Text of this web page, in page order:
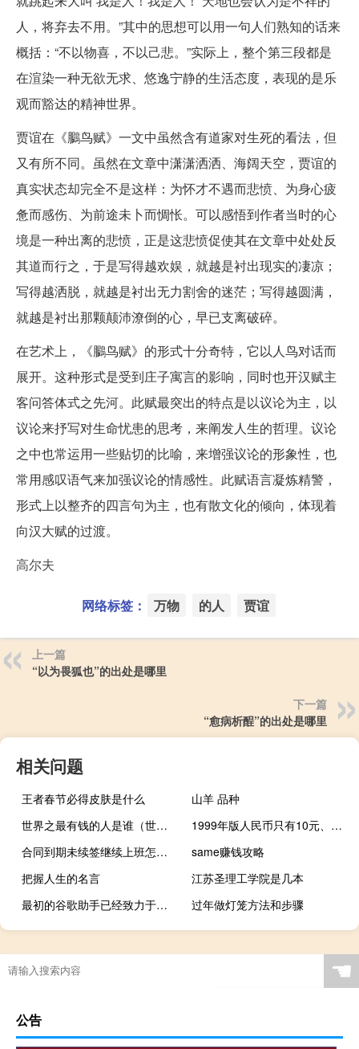
人，将弃去不用。”其中的思想可以用一句人们熟知的话来
概括：“不以物喜，不以己悲。”实际上，整个第三段都是
在渲染一种无欲无求、悠逸宁静的生活态度，表现的是乐
观而豁达的精神世界。
贾谊在《鵩鸟赋》一文中虽然含有道家对生死的看法，但
又有所不同。虽然在文章中潇潇洒洒、海阔天空，贾谊的
真实状态却完全不是这样：为怀才不遇而悲愤、为身心疲
惫而感伤、为前途未卜而惆怅。可以感悟到作者当时的心
境是一种出离的悲愤，正是这悲愤促使其在文章中处处反
其道而行之，于是写得越欢娱，就越是衬出现实的凄凉；
写得越洒脱，就越是衬出无力割舍的迷茫；写得越圆满，
就越是衬出那颗颠沛潦倒的心，早已支离破碎。
在艺术上，《鵩鸟赋》的形式十分奇特，它以人鸟对话而
展开。这种形式是受到庄子寓言的影响，同时也开汉赋主
客问答体式之先河。此赋最突出的特点是以议论为主，以
议论来抒写对生命忧患的思考，来阐发人生的哲理。议论
之中也常运用一些贴切的比喻，来增强议论的形象性，也
常用感叹语气来加强议论的情感性。此赋语言凝炼精警，
形式上以整齐的四言句为主，也有散文化的倾向，体现着
向汉大赋的过渡。
高尔夫
网络标签： 万物 的人 贾谊
上一篇
“以为畏狐也”的出处是哪里
下一篇
“愈病析酲”的出处是哪里
相关问题
王者春节必得皮肤是什么
山羊 品种
世界之最有钱的人是谁（世界之最有钱的人）
1999年版人民币只有10元、5元在双色横号码（1960版5元人民币简介）
合同到期未续签继续上班怎么处理呢
same赚钱攻略
把握人生的名言
江苏圣理工学院是几本
最初的谷歌助手已经致力于谷歌像素几个月了
过年做灯笼方法和步骤
☚
公告